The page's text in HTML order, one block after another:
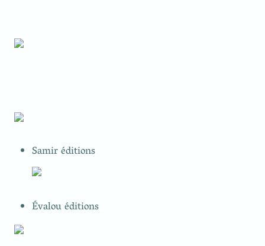
Samir éditions
Évalou éditions